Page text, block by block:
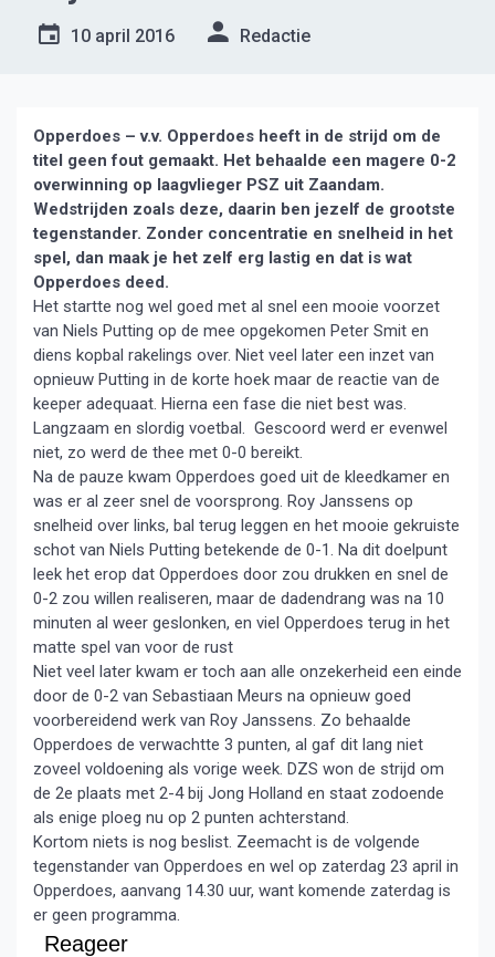
10 april 2016 Redactie
Opperdoes – v.v. Opperdoes heeft in de strijd om de
titel geen fout gemaakt. Het behaalde een magere 0-2
overwinning op laagvlieger PSZ uit Zaandam.
Wedstrijden zoals deze, daarin ben jezelf de grootste
tegenstander. Zonder concentratie en snelheid in het
spel, dan maak je het zelf erg lastig en dat is wat
Opperdoes deed.
Het startte nog wel goed met al snel een mooie voorzet
van Niels Putting op de mee opgekomen Peter Smit en
diens kopbal rakelings over. Niet veel later een inzet van
opnieuw Putting in de korte hoek maar de reactie van de
keeper adequaat. Hierna een fase die niet best was.
Langzaam en slordig voetbal. Gescoord werd er evenwel
niet, zo werd de thee met 0-0 bereikt.
Na de pauze kwam Opperdoes goed uit de kleedkamer en
was er al zeer snel de voorsprong. Roy Janssens op
snelheid over links, bal terug leggen en het mooie gekruiste
schot van Niels Putting betekende de 0-1. Na dit doelpunt
leek het erop dat Opperdoes door zou drukken en snel de
0-2 zou willen realiseren, maar de dadendrang was na 10
minuten al weer geslonken, en viel Opperdoes terug in het
matte spel van voor de rust
Niet veel later kwam er toch aan alle onzekerheid een einde
door de 0-2 van Sebastiaan Meurs na opnieuw goed
voorbereidend werk van Roy Janssens. Zo behaalde
Opperdoes de verwachtte 3 punten, al gaf dit lang niet
zoveel voldoening als vorige week. DZS won de strijd om
de 2e plaats met 2-4 bij Jong Holland en staat zodoende
als enige ploeg nu op 2 punten achterstand.
Kortom niets is nog beslist. Zeemacht is de volgende
tegenstander van Opperdoes en wel op zaterdag 23 april in
Opperdoes, aanvang 14.30 uur, want komende zaterdag is
er geen programma.
Reageer